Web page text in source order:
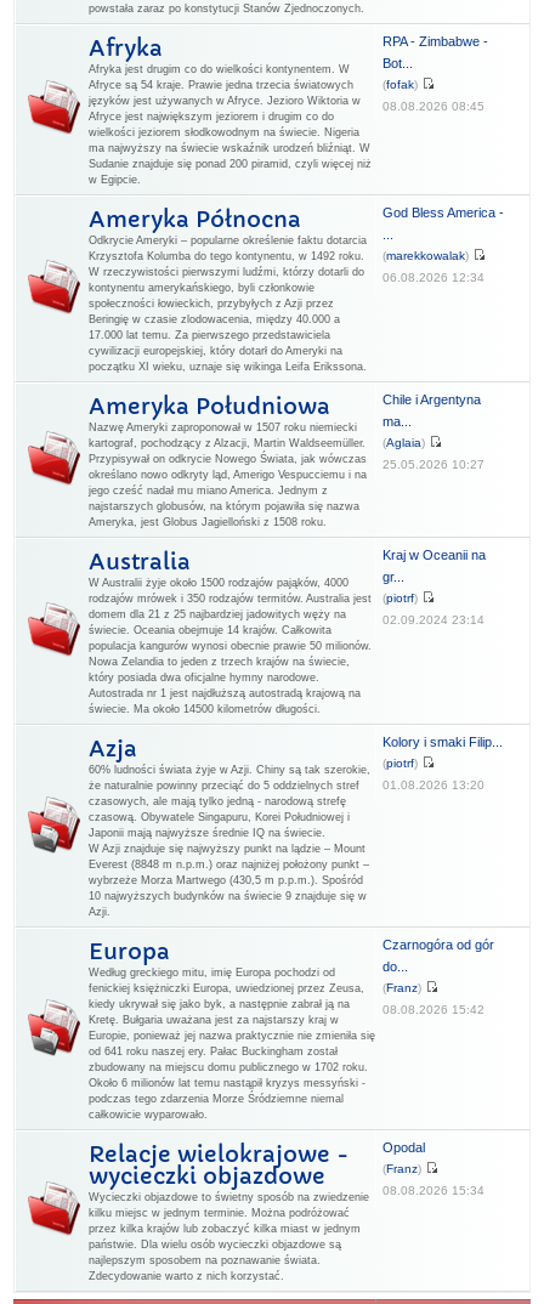
powstała zaraz po konstytucji Stanów Zjednoczonych.
Afryka
Afryka jest drugim co do wielkości kontynentem. W
Afryce są 54 kraje. Prawie jedna trzecia światowych
języków jest używanych w Afryce. Jezioro Wiktoria w
Afryce jest największym jeziorem i drugim co do
wielkości jeziorem słodkowodnym na świecie. Nigeria
ma najwyższy na świecie wskaźnik urodzeń bliźniąt. W
Sudanie znajduje się ponad 200 piramid, czyli więcej niż
w Egipcie.
RPA - Zimbabwe -
Bot...
(fofak)
08.08.2026 08:45
Ameryka Północna
Odkrycie Ameryki – popularne określenie faktu dotarcia
Krzysztofa Kolumba do tego kontynentu, w 1492 roku.
W rzeczywistości pierwszymi ludźmi, którzy dotarli do
kontynentu amerykańskiego, byli członkowie
społeczności łowieckich, przybyłych z Azji przez
Beringię w czasie zlodowacenia, między 40.000 a
17.000 lat temu. Za pierwszego przedstawiciela
cywilizacji europejskiej, który dotarł do Ameryki na
początku XI wieku, uznaje się wikinga Leifa Erikssona.
God Bless America -
(marekkowalak)
06.08.2026 12:34
Ameryka Południowa
Nazwę Ameryki zaproponował w 1507 roku niemiecki
kartograf, pochodzący z Alzacji, Martin Waldseemüller.
Przypisywał on odkrycie Nowego Świata, jak wówczas
określano nowo odkryty ląd, Amerigo Vespucciemu i na
jego cześć nadał mu miano America. Jednym z
najstarszych globusów, na którym pojawiła się nazwa
Ameryka, jest Globus Jagielloński z 1508 roku.
Chile i Argentyna
ma...
(Aglaia)
25.05.2026 10:27
Australia
W Australii żyje około 1500 rodzajów pająków, 4000
rodzajów mrówek i 350 rodzajów termitów. Australia jest
domem dla 21 z 25 najbardziej jadowitych węży na
świecie. Oceania obejmuje 14 krajów. Całkowita
populacja kangurów wynosi obecnie prawie 50 milionów.
Nowa Zelandia to jeden z trzech krajów na świecie,
który posiada dwa oficjalne hymny narodowe.
Autostrada nr 1 jest najdłuższą autostradą krajową na
świecie. Ma około 14500 kilometrów długości.
Kraj w Oceanii na
gr...
(piotrf)
02.09.2024 23:14
Azja
60% ludności świata żyje w Azji. Chiny są tak szerokie,
że naturalnie powinny przeciąć do 5 oddzielnych stref
czasowych, ale mają tylko jedną - narodową strefę
czasową. Obywatele Singapuru, Korei Południowej i
Japonii mają najwyższe średnie IQ na świecie.
W Azji znajduje się najwyższy punkt na lądzie – Mount
Everest (8848 m n.p.m.) oraz najniżej położony punkt –
wybrzeże Morza Martwego (430,5 m p.p.m.). Spośród
10 najwyższych budynków na świecie 9 znajduje się w
Azji.
Kolory i smaki Filip...
(piotrf)
01.08.2026 13:20
Europa
Według greckiego mitu, imię Europa pochodzi od
fenickiej księżniczki Europa, uwiedzionej przez Zeusa,
kiedy ukrywał się jako byk, a następnie zabrał ją na
Kretę. Bułgaria uważana jest za najstarszy kraj w
Europie, ponieważ jej nazwa praktycznie nie zmieniła się
od 641 roku naszej ery. Pałac Buckingham został
zbudowany na miejscu domu publicznego w 1702 roku.
Około 6 milionów lat temu nastąpił kryzys messyński -
podczas tego zdarzenia Morze Śródziemne niemal
całkowicie wyparowało.
Czarnogóra od gór
do...
(Franz)
08.08.2026 15:42
Relacje wielokrajowe -
wycieczki objazdowe
Wycieczki objazdowe to świetny sposób na zwiedzenie
kilku miejsc w jednym terminie. Można podróżować
przez kilka krajów lub zobaczyć kilka miast w jednym
państwie. Dla wielu osób wycieczki objazdowe są
najlepszym sposobem na poznawanie świata.
Zdecydowanie warto z nich korzystać.
Opodal
(Franz)
08.08.2026 15:34